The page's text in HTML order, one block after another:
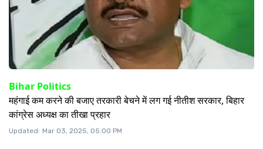
Bihar Politics
महंगाई कम करने की बजाए तरकारी बेचने में लग गई नीतीश सरकार, बिहार
कांग्रेस अध्यक्ष का तीखा प्रहार
Updated: Mar 03, 2025, 05:00 PM